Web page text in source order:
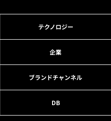
テクノロジー
企業
ブランドチャンネル
DB